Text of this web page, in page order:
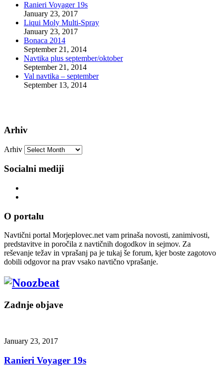
Ranieri Voyager 19s
January 23, 2017
Liqui Moly Multi-Spray
January 23, 2017
Bonaca 2014
September 21, 2014
Navtika plus september/oktober
September 21, 2014
Val navtika – september
September 13, 2014
Arhiv
Arhiv
Socialni mediji
O portalu
Navtični portal Morjeplovec.net vam prinaša novosti, zanimivosti,
predstavitve in poročila z navtičnih dogodkov in sejmov. Za
reševanje težav in vprašanj pa je tukaj še forum, kjer boste zagotovo
dobili odgovor na prav vsako navtično vprašanje.
Zadnje objave
January 23, 2017
Ranieri Voyager 19s